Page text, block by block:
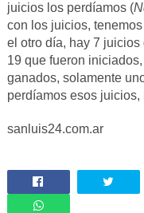
juicios los perdíamos (
con los juicios,
el otro día, hay 7
19 que fueron
ganados, solamente
perdíamos esos juicios,
sanluis24.com.ar